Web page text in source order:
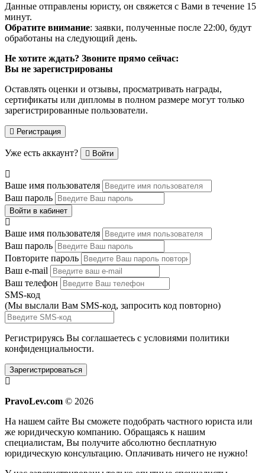
Данные отправлены юристу, он свяжется с Вами в течение 15
минут.
Обратите внимание: заявки, полученные после 22:00, будут
обработаны на следующий день.
Не хотите ждать? Звоните прямо сейчас:
Вы не зарегистрированы
Оставлять оценки и отзывы, просматривать награды,
сертификаты или дипломы в полном размере могут только
зарегистрированные пользователи.
Регистрация
Уже есть аккаунт? Войти
Ваше имя пользователя
Ваш пароль
Войти в кабинет
Ваше имя пользователя
Ваш пароль
Повторите пароль
Ваш e-mail
Ваш телефон
SMS-код
(Мы выслали Вам SMS-код, запросить код повторно)
Регистрируясь Вы соглашаетесь с условиями политики
конфиденциальности.
Зарегистрироваться
PravoLev.com © 2026
На нашем сайте Вы сможете подобрать частного юриста или
же юридическую компанию. Обращаясь к нашим
специалистам, Вы получите абсолютно бесплатную
юридическую консультацию. Оплачивать ничего не нужно!